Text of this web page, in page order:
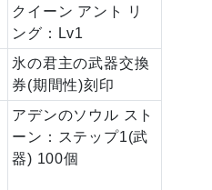
クイーン アント リ
ング：Lv1
氷の君主の武器交換
券(期間性)刻印
アデンのソウル スト
ーン：ステップ1(武
器) 100個